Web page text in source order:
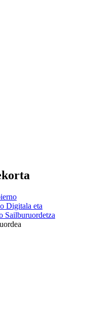
Digitala eta
Sailburuordetza